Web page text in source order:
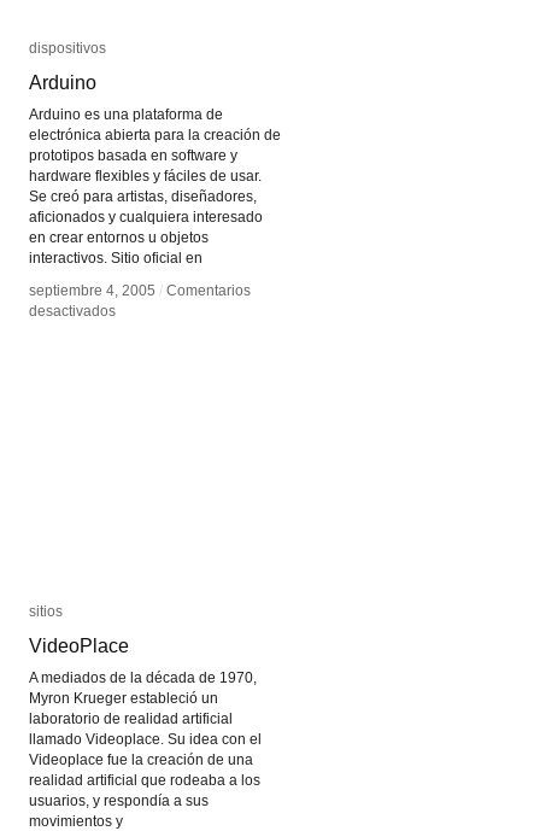
dispositivos
Arduino
Arduino es una plataforma de
electrónica abierta para la creación de
prototipos basada en software y
hardware flexibles y fáciles de usar.
Se creó para artistas, diseñadores,
aficionados y cualquiera interesado
en crear entornos u objetos
interactivos. Sitio oficial en
septiembre 4, 2005 / Comentarios
desactivadosen
dispositivos
Arduino
septiembre 4, 2005 / Comentarios
desactivadosen
sitios
VideoPlace
A mediados de la década de 1970,
Myron Krueger estableció un
laboratorio de realidad artificial
llamado Videoplace. Su idea con el
Videoplace fue la creación de una
realidad artificial que rodeaba a los
usuarios, y respondía a sus
movimientos y
sitios
VideoPlace